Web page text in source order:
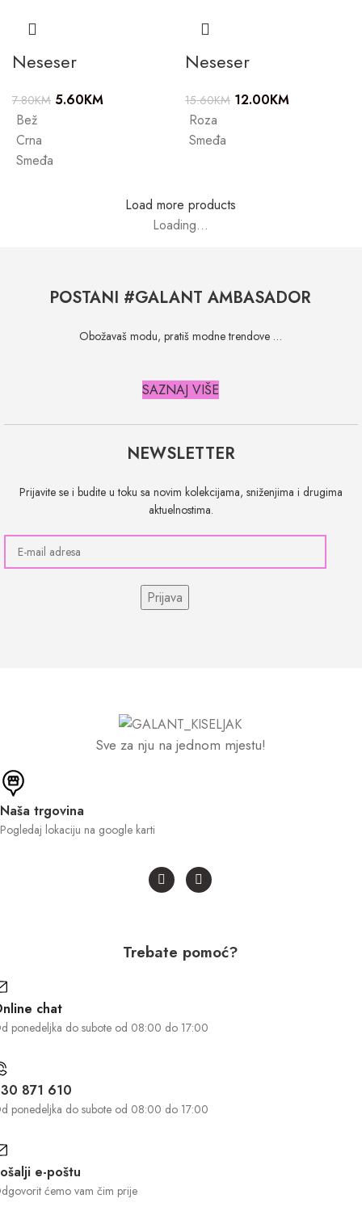
Neseser
7.80KM 5.60KM
Bež
Crna
Smeđa
Neseser
15.60KM 12.00KM
Roza
Smeđa
Load more products
Loading...
POSTANI #GALANT AMBASADOR
Obožavaš modu, pratiš modne trendove …
SAZNAJ VIŠE
NEWSLETTER
Prijavite se i budite u toku sa novim kolekcijama, sniženjima i drugima
aktuelnostima.
Sve za nju na jednom mjestu!
Naša trgovina
Pogledaj lokaciju na google karti
Trebate pomoć?
chat
ponedeljka do subote od 08:00 do 17:00
871 610
ponedeljka do subote od 08:00 do 17:00
e-poštu
ćemo vam čim prije